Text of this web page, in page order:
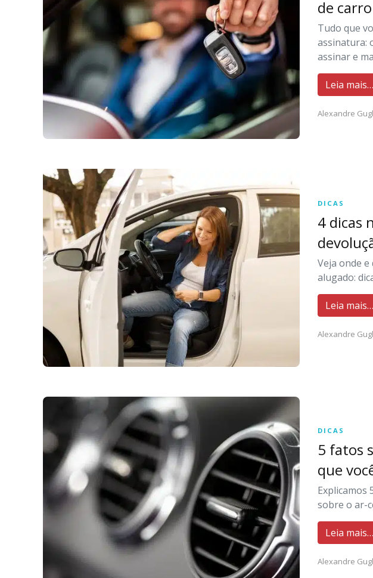
de
Tudo que
assinatura:
assinar e
Leia mais…
Alexandre
DICAS
4 dicas
Veja onde
alugado:
Leia mais…
Alexandre
DICAS
5 fatos
que
Explicamos
sobre o ar-
Leia mais…
Alexandre